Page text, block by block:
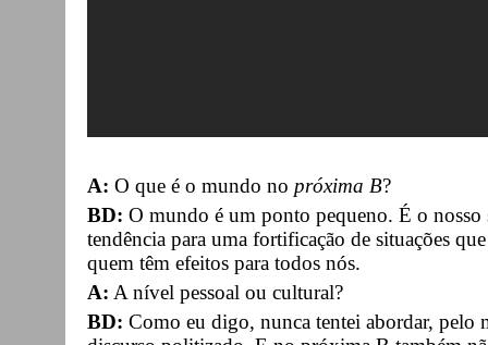
A: O que é o mundo no próxima B?
BD: O mundo é um ponto pequeno. É o nosso
tendência para uma fortificação de situações
quem têm efeitos para todos nós.
A: A nível pessoal ou cultural?
BD: Como eu digo, nunca tentei abordar, pelo